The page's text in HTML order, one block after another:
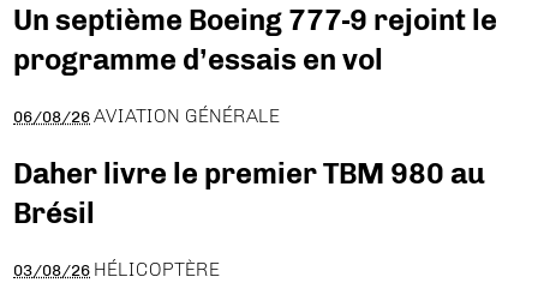
Un septième Boeing 777-9 rejoint le
programme d’essais en vol
06/08/26 AVIATION GÉNÉRALE
Daher livre le premier TBM 980 au
Brésil
03/08/26 HÉLICOPTÈRE